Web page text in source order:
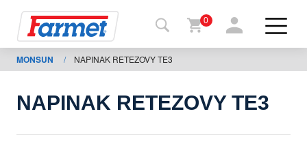
Назад
на
шоп
0
MONSUN / NAPINAK RETEZOVY TE3
NAPINAK RETEZOVY TE3